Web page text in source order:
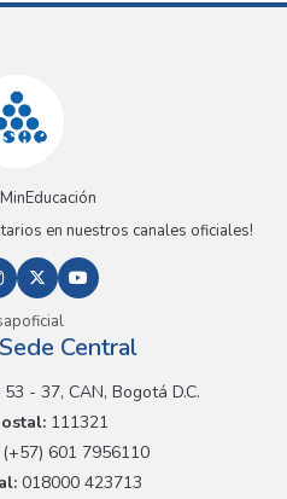
en nuestros canales oficiales!
Central
- 37, CAN, Bogotá D.C.
111321
601 7956110
018000 423713